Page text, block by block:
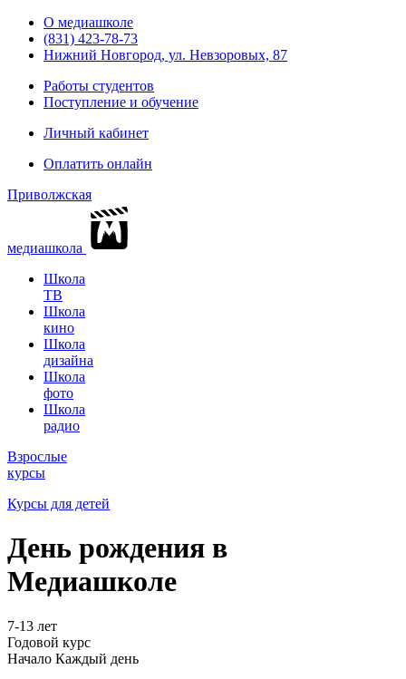
О медиашколе
(831) 423-78-73
Нижний Новгород, ул. Невзоровых, 87
Работы студентов
Поступление и обучение
Личный кабинет
Оплатить онлайн
Приволжская
медиашкола
Школа
ТВ
Школа
кино
Школа
дизайна
Школа
фото
Школа
радио
Взрослые
курсы
Курсы для детей
День рождения в
Медиашколе
7-13 лет
Годовой курс
Начало Каждый день